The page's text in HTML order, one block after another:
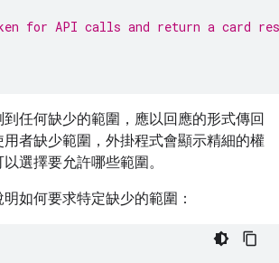
for API calls and return a card
任何缺少的範圍，應以回應的形式傳回
者缺少範圍，外掛程式會顯示精細的權
選擇要允許哪些範圍。
如何要求特定缺少的範圍：